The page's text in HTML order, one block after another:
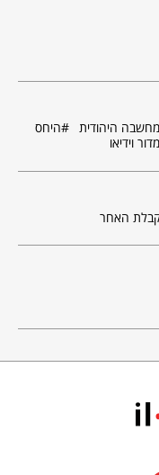
היהודית
היחס
מדור וידיאו
האחר